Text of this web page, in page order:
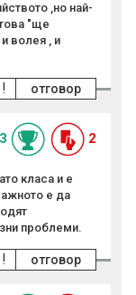
,но най-
"ще
волея , и
отговор
!
3 2
класа и е
е да
проблеми.
отговор
!